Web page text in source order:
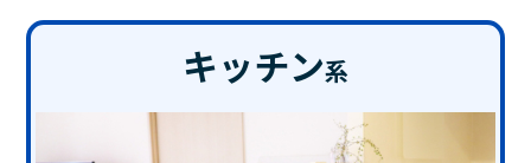
キッチン系